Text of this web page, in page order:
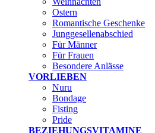
Ostern
Romantische Geschenke
Junggesellenabschied
Für Männer
Für Frauen
Besondere Anlässe
VORLIEBEN
Nuru
Bondage
Fisting
Pride
BEZIEHUNGSVITAMINE